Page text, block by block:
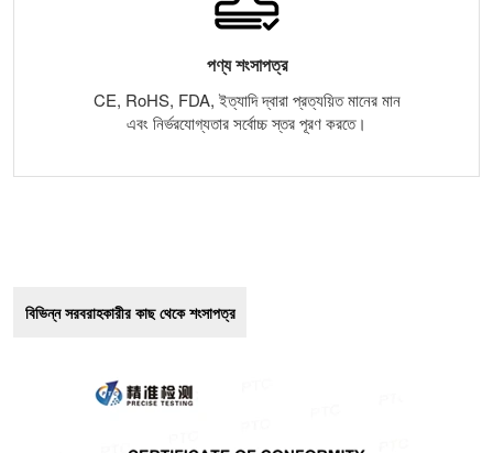
পণ্য শংসাপত্র
CE, RoHS, FDA, ইত্যাদি দ্বারা প্রত্যয়িত মানের মান
এবং নির্ভরযোগ্যতার সর্বোচ্চ স্তর পূরণ করতে।
বিভিন্ন সরবরাহকারীর কাছ থেকে শংসাপত্র